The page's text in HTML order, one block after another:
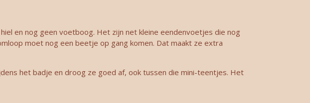
en nog geen voetboog. Het zijn net kleine eendenvoetjes die nog
moet nog een beetje op gang komen. Dat maakt ze extra
het badje en droog ze goed af, ook tussen die mini-teentjes. Het